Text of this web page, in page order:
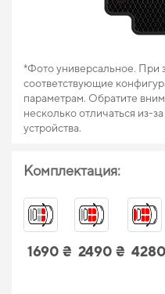
*Фото универсальное. При
соответствующие
параметрам. Обратите
несколько отличаться из-
устройства.
Комплектация:
1690 ₴ 2490 ₴